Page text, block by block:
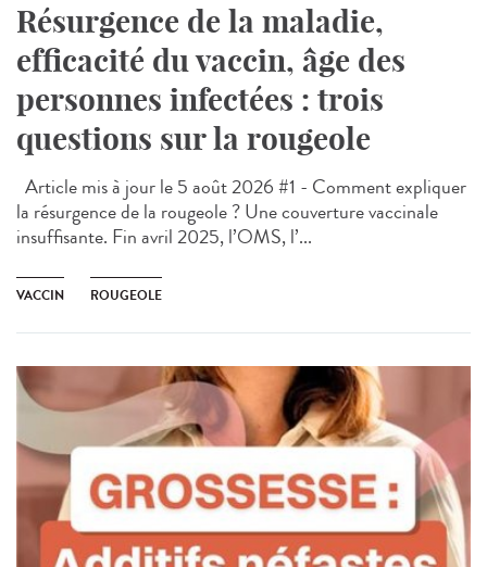
Résurgence de la maladie,
efficacité du vaccin, âge des
personnes infectées : trois
questions sur la rougeole
Article mis à jour le 5 août 2026 #1 - Comment expliquer
la résurgence de la rougeole ? Une couverture vaccinale
insuffisante. Fin avril 2025, l’OMS, l’...
VACCIN ROUGEOLE